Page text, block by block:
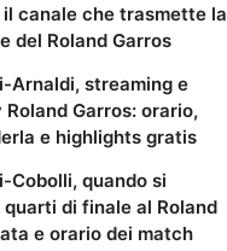
canale che trasmette la
del Roland Garros
Arnaldi, streaming e
Garros: orario,
e highlights gratis
Cobolli, quando si
di finale al Roland
e orario dei match